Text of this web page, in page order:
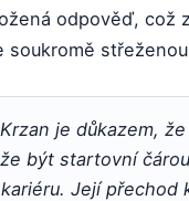
odpověď, což
soukromě
Krzan je důkazem,
být startovní
Její přechod